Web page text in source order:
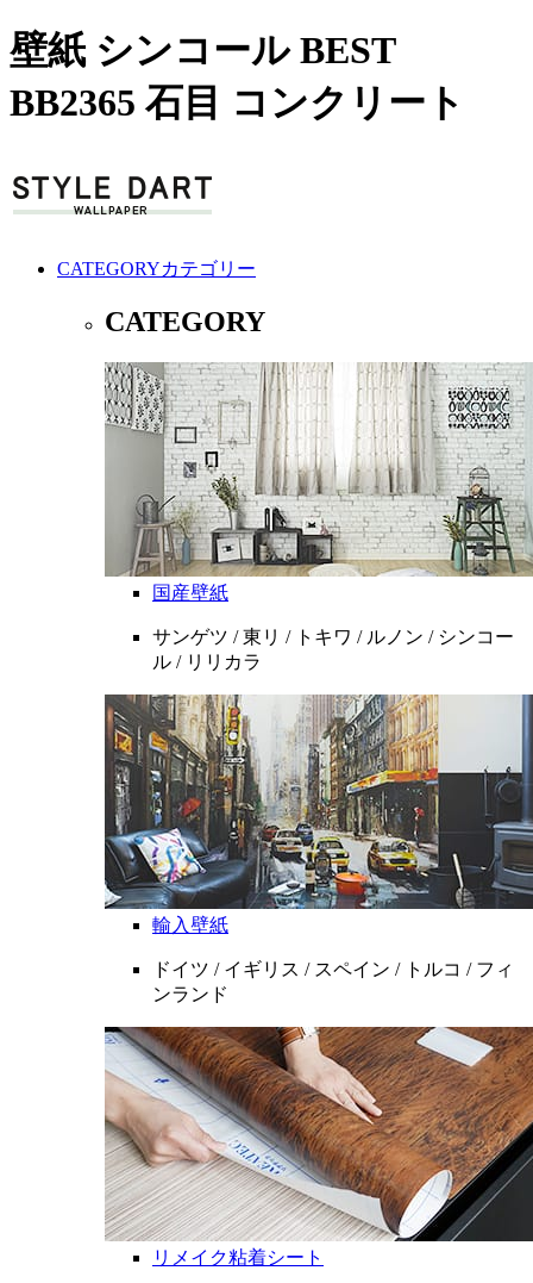
壁紙 シンコール BEST
BB2365 石目 コンクリート
CATEGORYカテゴリー
CATEGORY
国産壁紙
サンゲツ / 東リ / トキワ / ルノン / シンコー
ル / リリカラ
輸入壁紙
ドイツ / イギリス / スペイン / トルコ / フィ
ンランド
リメイク粘着シート